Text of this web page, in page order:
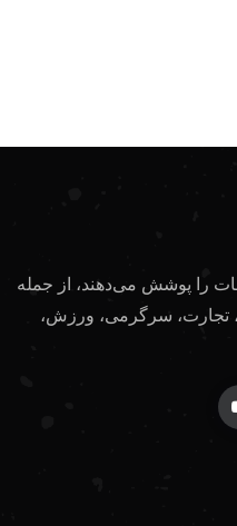
را پوشش می‌دهند، از جمله
تجارت، سرگرمی، ورزش،